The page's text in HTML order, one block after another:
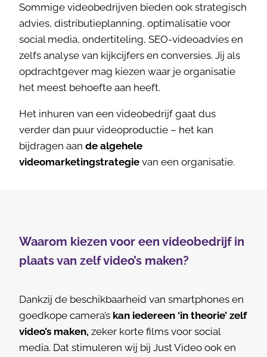
Sommige videobedrijven bieden ook strategisch
advies, distributieplanning, optimalisatie voor
social media, ondertiteling, SEO-videoadvies en
zelfs analyse van kijkcijfers en conversies. Jij als
opdrachtgever mag kiezen waar je organisatie
het meest behoefte aan heeft.
Het inhuren van een videobedrijf gaat dus
verder dan puur videoproductie – het kan
bijdragen aan de algehele
videomarketingstrategie van een organisatie.
Waarom kiezen voor een videobedrijf in
plaats van zelf video’s maken?
Dankzij de beschikbaarheid van smartphones en
goedkope camera’s kan iedereen ‘in theorie’ zelf
video’s maken, zeker korte films voor social
media. Dat stimuleren wij bij Just Video ook en